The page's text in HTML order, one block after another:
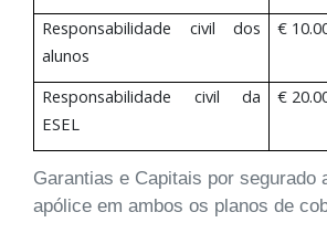
Garantias e Capitais por segurado
apólice em ambos os planos de
Responsabilidade civil dos
alunos
€
Responsabilidade civil da
ESEL
€